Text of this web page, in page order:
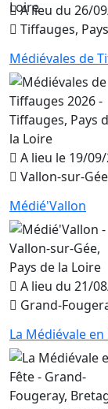
A lieu du 26/
Tiffauges,
Médiévales de
A lieu le 19/
Vallon-sur-
Médié'Vallon
A lieu du 21/
Grand-
La Médiévale en